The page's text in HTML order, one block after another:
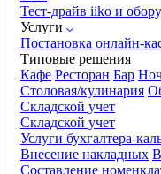
Тест-драйв iiko и
Услуги
Постановка онлайн-
Типовые решения
Кафе Ресторан Бар
Столовая/кулинария
Складской учет
Складской учет
Услуги бухгалтера-
Внесение накладных
Составление